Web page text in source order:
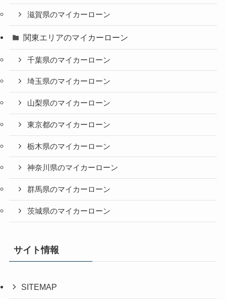
滋賀県のマイカーローン
関東エリアのマイカーローン
千葉県のマイカーローン
埼玉県のマイカーローン
山梨県のマイカーローン
東京都のマイカーローン
栃木県のマイカーローン
神奈川県のマイカーローン
群馬県のマイカーローン
茨城県のマイカーローン
サイト情報
SITEMAP